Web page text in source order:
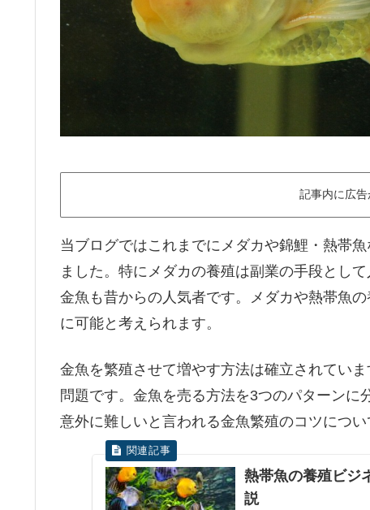
記事内に広告
当ブログではこれまでにメダカや錦鯉・熱帯
ました。特にメダカの養殖は副業の手段とし
金魚も昔からの人気者です。メダカや熱帯魚
に可能と考えられます。
金魚を繁殖させて増やす方法は確立されてい
問題です。金魚を売る方法を3つのパターンに
意外に難しいと言われる金魚繁殖のコツにつ
熱帯魚の養殖ビジ
説